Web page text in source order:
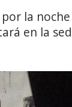
la
en la